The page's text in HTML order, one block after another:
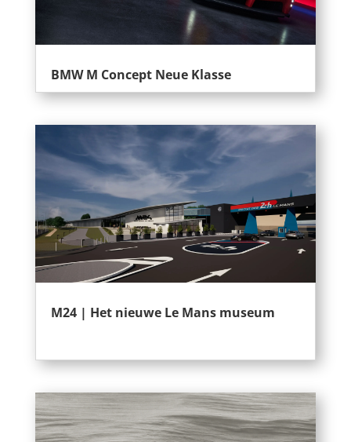
BMW M Concept Neue Klasse
M24 | Het nieuwe Le Mans museum